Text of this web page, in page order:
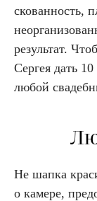
скованность,
результат.
Сергея дать
любой
Не шапка
о камере,